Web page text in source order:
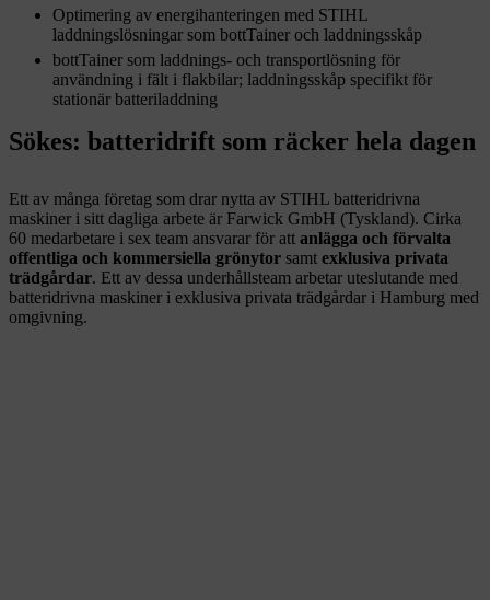
Optimering av energihanteringen med STIHL
laddningslösningar som bottTainer och laddningsskåp
bottTainer som laddnings- och transportlösning för
användning i fält i flakbilar; laddningsskåp specifikt för
stationär batteriladdning
Sökes: batteridrift som räcker hela dagen
Ett av många företag som drar nytta av STIHL batteridrivna
maskiner i sitt dagliga arbete är Farwick GmbH (Tyskland). Cirka
60 medarbetare i sex team ansvarar för att anlägga och förvalta
offentliga och kommersiella grönytor samt exklusiva privata
trädgårdar. Ett av dessa underhållsteam arbetar uteslutande med
batteridrivna maskiner i exklusiva privata trädgårdar i Hamburg med
omgivning.